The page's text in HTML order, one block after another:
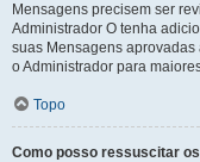
Mensagens precisem ser
Administrador O tenha
suas Mensagens aprovadas
o Administrador para
Topo
Como posso ressuscitar